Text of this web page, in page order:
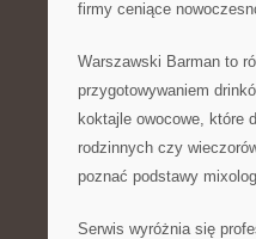
firmy ceniące
Warszawski Barman to
przygotowywaniem
koktajle owocowe, które
rodzinnych czy
poznać podstawy
Serwis wyróżnia się